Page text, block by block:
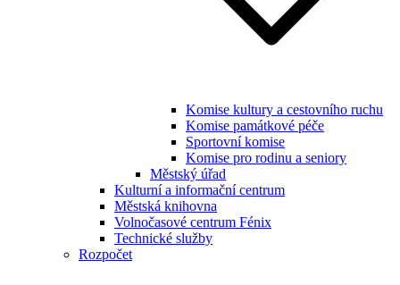
Komise kultury a cestovního ruchu
Komise památkové péče
Sportovní komise
Komise pro rodinu a seniory
Městský úřad
Kulturní a informační centrum
Městská knihovna
Volnočasové centrum Fénix
Technické služby
Rozpočet